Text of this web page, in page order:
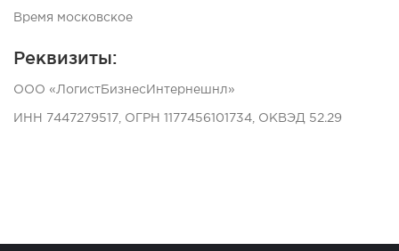
Время московское
Реквизиты:
ООО «ЛогистБизнесИнтернешнл»
ИНН 7447279517, ОГРН 1177456101734, ОКВЭД 52.29